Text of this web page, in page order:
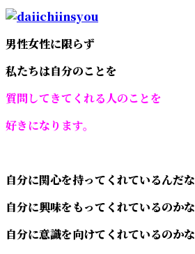
男性女性に限らず
私たちは自分のことを
質問してきてくれる人のことを
好きになります。
自分に関心を持ってくれているんだな
自分に興味をもってくれているのかな
自分に意識を向けてくれているのかな